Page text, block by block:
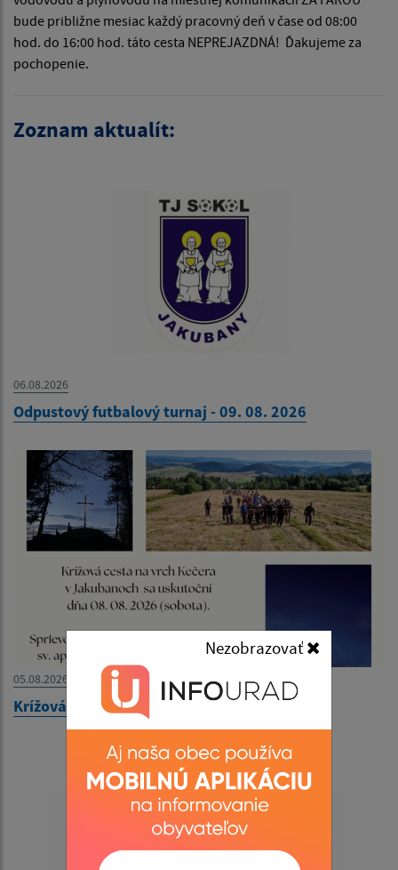
Nezobrazovať
bude približne mesiac každý pracovný deň v čase od 08:00
hod. do 16:00 hod. táto cesta NEPREJAZDNÁ! Ďakujeme za
pochopenie.
Zoznam aktualít:
06.08.2026
Odpustový futbalový turnaj - 09. 08. 2026
05.08.2026
Krížová cesta na vrch Kečera - 08. 08. 2026